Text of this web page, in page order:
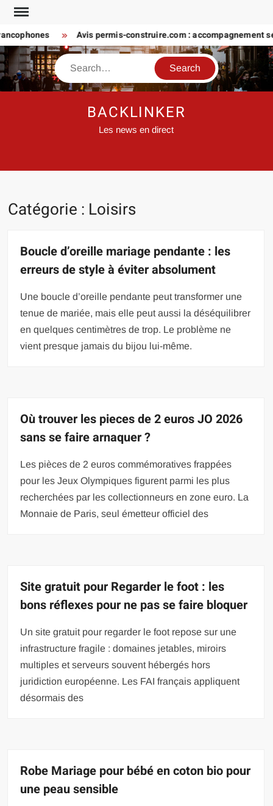
Skip
content
Avis permis-construire.com : accompagnement
Search
BACKLINKER
Les news en direct
Catégorie : Loisirs
Boucle d’oreille mariage pendante : les
erreurs de style à éviter absolument
Une boucle d’oreille pendante peut transformer une
tenue de mariée, mais elle peut aussi la déséquilibrer
en quelques centimètres de trop. Le problème ne
vient presque jamais du bijou lui-même.
Où trouver les pieces de 2 euros JO 2026
sans se faire arnaquer ?
Les pièces de 2 euros commémoratives frappées
pour les Jeux Olympiques figurent parmi les plus
recherchées par les collectionneurs en zone euro. La
Monnaie de Paris, seul émetteur officiel des
Site gratuit pour Regarder le foot : les
bons réflexes pour ne pas se faire bloquer
Un site gratuit pour regarder le foot repose sur une
infrastructure fragile : domaines jetables, miroirs
multiples et serveurs souvent hébergés hors
juridiction européenne. Les FAI français appliquent
désormais des
Robe Mariage pour bébé en coton bio pour
une peau sensible